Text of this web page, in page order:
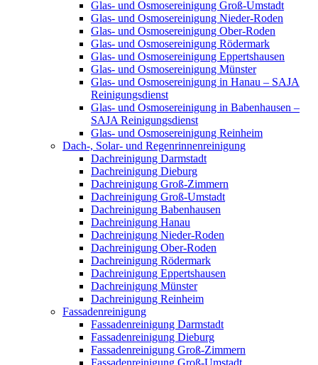
Glas- und Osmosereinigung Groß-Umstadt
Glas- und Osmosereinigung Nieder-Roden
Glas- und Osmosereinigung Ober-Roden
Glas- und Osmosereinigung Rödermark
Glas- und Osmosereinigung Eppertshausen
Glas- und Osmosereinigung Münster
Glas- und Osmosereinigung in Hanau – SAJA
Reinigungsdienst
Glas- und Osmosereinigung in Babenhausen –
SAJA Reinigungsdienst
Glas- und Osmosereinigung Reinheim
Dach-, Solar- und Regenrinnenreinigung
Dachreinigung Darmstadt
Dachreinigung Dieburg
Dachreinigung Groß-Zimmern
Dachreinigung Groß-Umstadt
Dachreinigung Babenhausen
Dachreinigung Hanau
Dachreinigung Nieder-Roden
Dachreinigung Ober-Roden
Dachreinigung Rödermark
Dachreinigung Eppertshausen
Dachreinigung Münster
Dachreinigung Reinheim
Fassadenreinigung
Fassadenreinigung Darmstadt
Fassadenreinigung Dieburg
Fassadenreinigung Groß-Zimmern
Fassadenreinigung Groß-Umstadt